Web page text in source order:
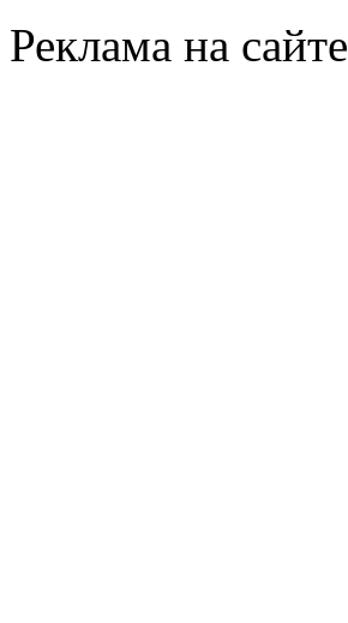
Реклама на сайте